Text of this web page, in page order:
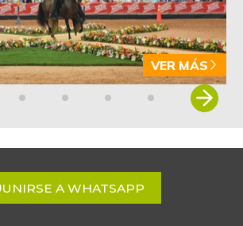
VER MÁS
UNIRSE A WHATSAPP